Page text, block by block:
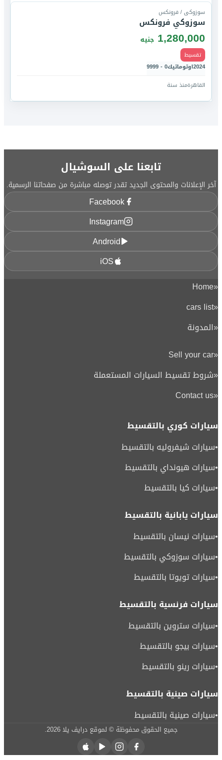
سوزوكى / فرونكس
سوزوكي فرونكس
1,280,000 جنيه
تقسيط
2024اوتوماتيك0 - 9999
القاهرةمنذ سنة
تابعنا على السوشيال
آخر الإعلانات والمحتوى الجديد تقدر توصله مباشرة من صفحاتنا الرسمية.
Facebook
Instagram
Android
iOS
«
Home
«
cars list
«المدونة
«
Sell your car
«شروط تقسيط السيارات المستعملة
«
Contact us
سيارات كوري بالتقسيط
•سيارات شيفروليه بالتقسيط
•سيارات هيونداي بالتقسيط
•سيارات كيا بالتقسيط
سيارات يابانية بالتقسيط
•سيارات نيسان بالتقسيط
•سيارات سوزوكي بالتقسيط
•سيارات تويوتا بالتقسيط
سيارات فرنسية بالتقسيط
•سيارات ستروين بالتقسيط
•سيارات بيجو بالتقسيط
•سيارات رينو بالتقسيط
سيارات صينية بالتقسيط
•سيارات صينية بالتقسيط
جميع الحقوق محفوظة © لموقع درايف يلا2026
.